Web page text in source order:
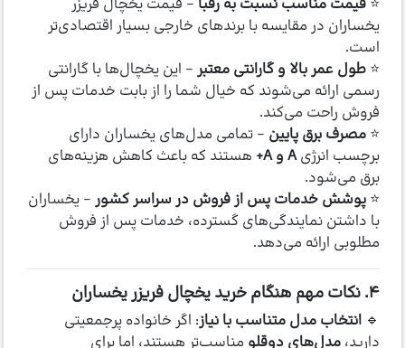
یخساران در مقایسه با برندهای خارجی بسیار اقتصادی‌تر
است.
⭐طول عمر بالا و گارانتی معتبر – این یخچال‌ها با گارانتی
رسمی ارائه می‌شوند که خیال شما را از بابت خدمات پس از
فروش راحت می‌کند.
⭐مصرف برق پایین – تمامی مدل‌های یخساران دارای
برچسب انرژیA و A+
هستند که باعث کاهش هزینه‌های
برق می‌شود.
⭐پوشش خدمات پس از فروش در سراسر کشور – یخساران
با داشتن نمایندگی‌های گسترده، خدمات پس از فروش
مطلوبی ارائه می‌دهد.
۴. نکات مهم هنگام خرید یخچال فریزر یخساران
🔹انتخاب مدل متناسب با نیاز: اگر خانواده پرجمعیتی
دارید،مدل‌های دوقلو مناسب‌تر هستند، اما برای